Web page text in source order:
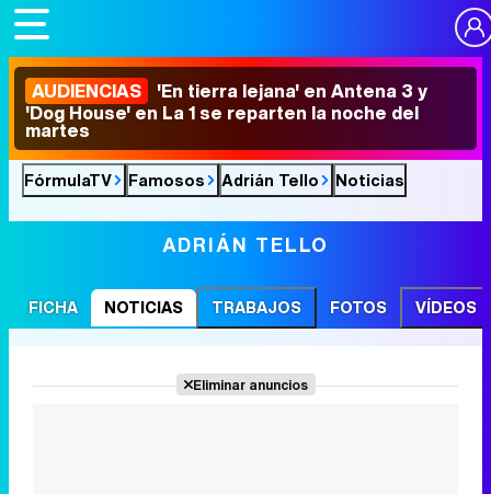
AUDIENCIAS 'En tierra lejana' en Antena 3 y
'Dog House' en La 1 se reparten la noche del
martes
FórmulaTV Famosos Adrián Tello Noticias
ADRIÁN TELLO
FICHA NOTICIAS TRABAJOS FOTOS VÍDEOS
Eliminar anuncios